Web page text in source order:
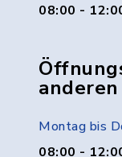
08:00 -
Montag bis
08:00 -